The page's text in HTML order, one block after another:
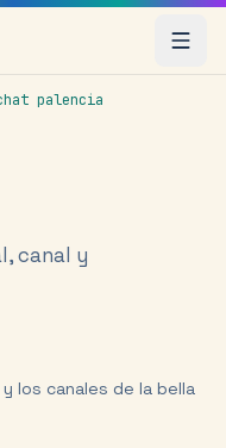
palencia
canal y
los canales de la bella